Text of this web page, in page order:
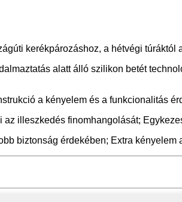
kerékpározáshoz, a hétvégi túráktól
alatt álló szilikon betét
a kényelem és a funkcionalitás
illeszkedés finomhangolását;
biztonság érdekében; Extra kényelem